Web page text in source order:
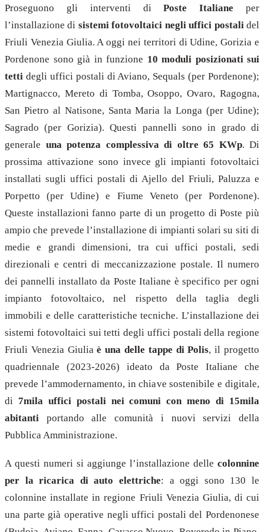
Proseguono gli interventi diPoste Italiane per
l’installazione di sistemi fotovoltaici negli uffici postalidel
Friuli Venezia Giulia. A oggi nei territori di Udine, Gorizia e
Pordenone sono già in funzione 10 moduli posizionati sui
tetti degli uffici postali di Aviano, Sequals (per Pordenone);
Martignacco, Mereto di Tomba, Osoppo, Ovaro, Ragogna,
San Pietro al Natisone, Santa Maria la Longa (per Udine);
Sagrado (per Gorizia). Questi pannelli sono in grado di
generale una potenza complessiva di oltre 65 KWp. Di
prossima attivazione sono invece gli impianti fotovoltaici
installati sugli uffici postali di Ajello del Friuli, Paluzza e
Porpetto (per Udine) e Fiume Veneto (per Pordenone).
Queste installazioni fanno parte di un progetto di Poste più
ampio che prevede l’installazione di impianti solari su siti di
medie e grandi dimensioni, tra cui uffici postali, sedi
direzionali e centri di meccanizzazione postale. Il numero
dei pannelli installato da Poste Italiane è specifico per ogni
impianto fotovoltaico, nel rispetto della taglia degli
immobili e delle caratteristiche tecniche. L’installazione dei
sistemi fotovoltaici sui tetti degli uffici postali della regione
Friuli Venezia Giuliaè una delle tappe di Polis, il progetto
quadriennale (2023-2026) ideato da Poste Italiane che
prevede l’ammodernamento, in chiave sostenibile e digitale,
di 7mila uffici postali nei comuni con meno di 15mila
abitanti portando alle comunità i nuovi servizi della
Pubblica Amministrazione.
A questi numeri si aggiunge l’installazione delle colonnine
per la ricarica di auto elettriche: a oggi sono 130 le
colonnine installate in regione Friuli Venezia Giulia, di cui
una parte già operative negli uffici postali del Pordenonese